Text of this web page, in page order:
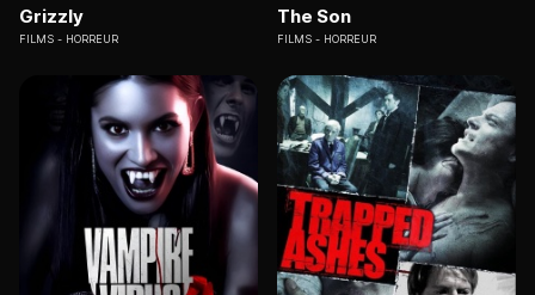
Grizzly
FILMS HORREUR
The Son
FILMS HORREUR